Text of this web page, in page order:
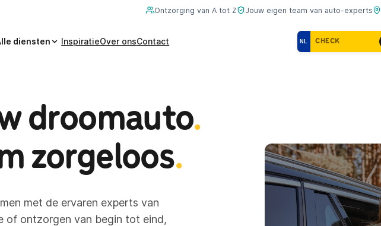
Ontzorging van A tot Z Jouw eigen team van auto-experts
diensten InspiratieOver onsContact NL
droomauto.
zorgeloos.
met de ervaren experts van
of ontzorgen van begin tot eind,